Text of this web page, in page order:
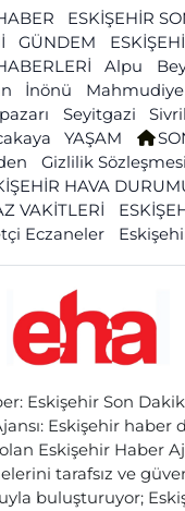
ESKİŞEHİR
GÜNDEM
Alpu
İnönü Mahmudiye
Seyitgazi
YAŞAM
Gizlilik Sözleşmesi
HAVA
VAKİTLERİ
Eczaneler
Eskişehir Son
Eskişehir haber
Eskişehir Haber
tarafsız ve
buluşturuyor;